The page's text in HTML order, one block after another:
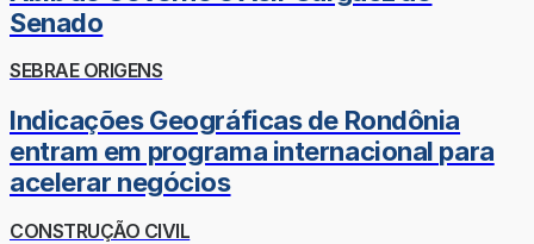
Senado
SEBRAE ORIGENS
Indicações Geográficas de Rondônia
entram em programa internacional para
acelerar negócios
CONSTRUÇÃO CIVIL